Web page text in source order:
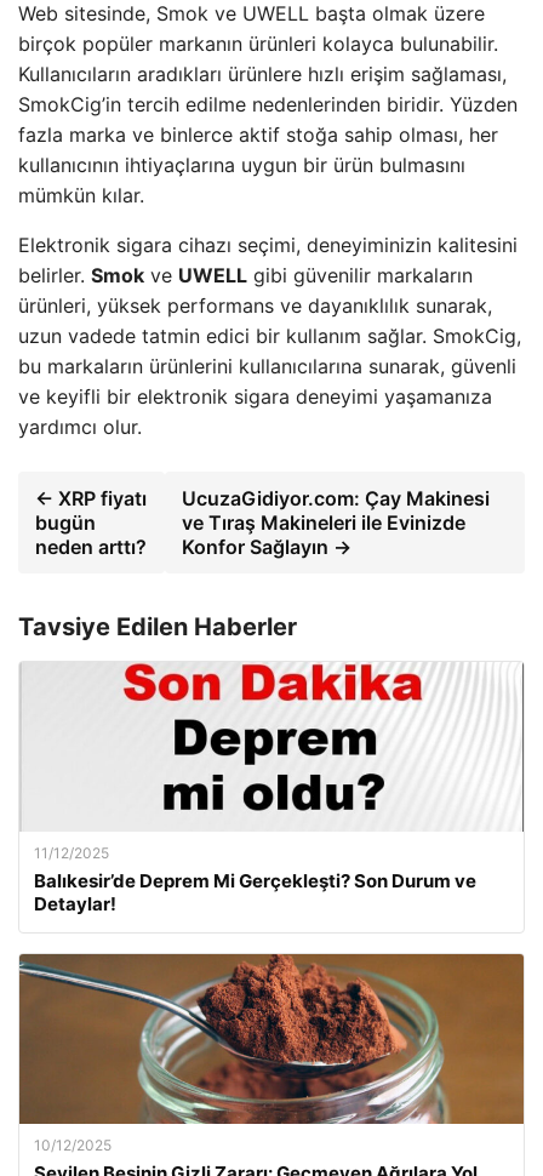
Web sitesinde, Smok ve UWELL başta olmak üzere
birçok popüler markanın ürünleri kolayca bulunabilir.
Kullanıcıların aradıkları ürünlere hızlı erişim sağlaması,
SmokCig’in tercih edilme nedenlerinden biridir. Yüzden
fazla marka ve binlerce aktif stoğa sahip olması, her
kullanıcının ihtiyaçlarına uygun bir ürün bulmasını
mümkün kılar.
Elektronik sigara cihazı seçimi, deneyiminizin kalitesini
belirler. Smok ve UWELL gibi güvenilir markaların
ürünleri, yüksek performans ve dayanıklılık sunarak,
uzun vadede tatmin edici bir kullanım sağlar. SmokCig,
bu markaların ürünlerini kullanıcılarına sunarak, güvenli
ve keyifli bir elektronik sigara deneyimi yaşamanıza
yardımcı olur.
← XRP fiyatı
bugün
neden arttı?
UcuzaGidiyor.com: Çay Makinesi
ve Tıraş Makineleri ile Evinizde
Konfor Sağlayın →
Tavsiye Edilen Haberler
11/12/2025
Balıkesir’de Deprem Mi Gerçekleşti? Son Durum ve
Detaylar!
10/12/2025